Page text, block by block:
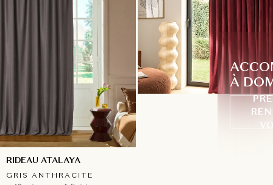
RIDEAU ATALAYA
GRIS ANTHRACITE
À